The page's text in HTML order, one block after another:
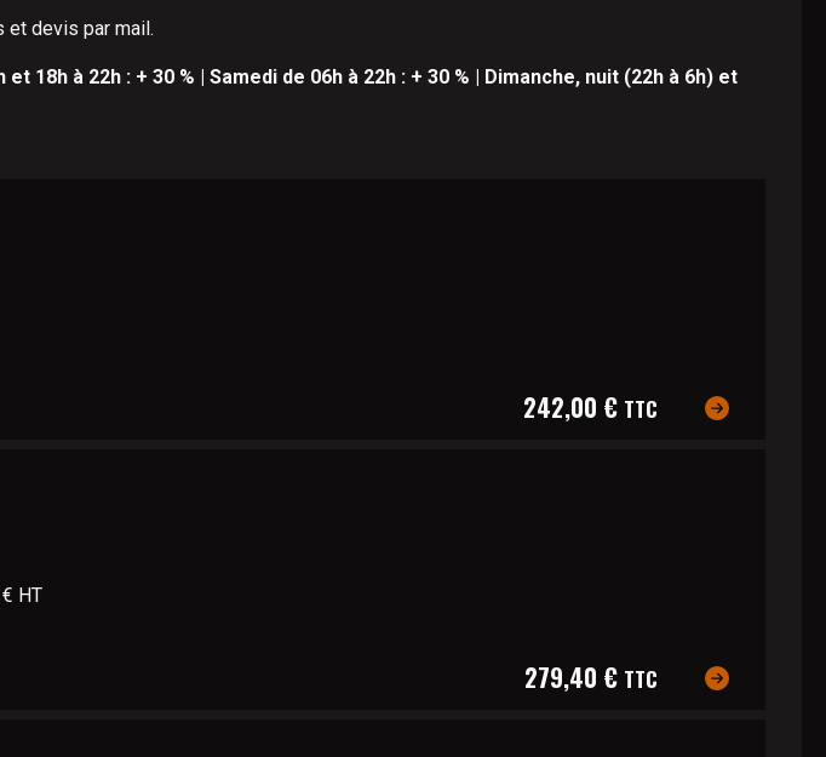
et devis par mail.
18h à 22h : + 30 % | Samedi de 06h à 22h : + 30 % | Dimanche, nuit (22h à 6h) et
242,00 € TTC
HT
279,40 € TTC